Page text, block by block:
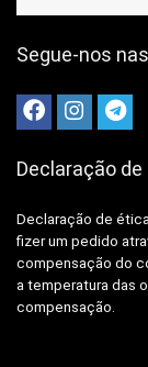
Segue-nos
Declaração
Declaração de
fizer um pedido
compensação do
a temperatura das
compensação.